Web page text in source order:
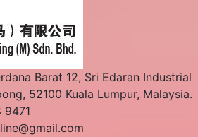
Barat 12, Sri Edaran Industrial
52100 Kuala Lumpur, Malaysia.
9471